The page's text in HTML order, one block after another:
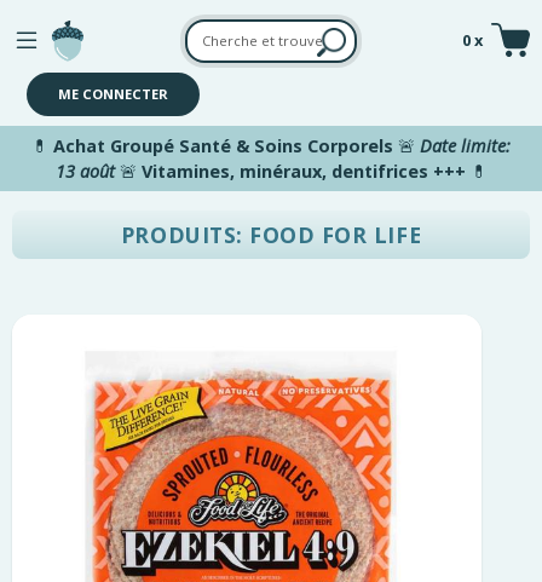
Aller au contenu principal
0 x
ME CONNECTER
💊 Achat Groupé Santé & Soins Corporels 🚨 Date limite:
13 août🚨 Vitamines, minéraux, dentifrices +++ 💊
PRODUITS: FOOD FOR LIFE